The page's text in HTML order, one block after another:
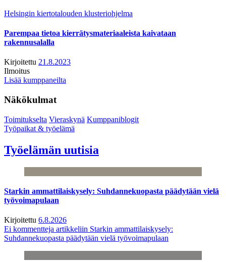
Helsingin kiertotalouden klusteriohjelma
Parempaa tietoa kierrätysmateriaaleista kaivataan
rakennusalalla
Kirjoitettu 21.8.2023
Ilmoitus
Lisää kumppaneilta
Näkökulmat
Toimitukselta Vieraskynä Kumppaniblogit
Työpaikat & työelämä
Työelämän uutisia
Starkin ammattilaiskysely: Suhdannekuopasta päädytään vielä
työvoimapulaan
Kirjoitettu 6.8.2026
Ei kommentteja artikkeliin Starkin ammattilaiskysely:
Suhdannekuopasta päädytään vielä työvoimapulaan